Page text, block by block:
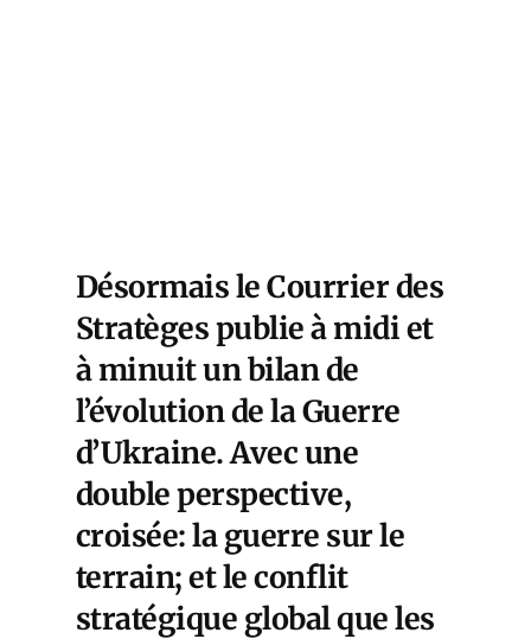
Désormais le Courrier des
Stratèges publie à midi et
à minuit un bilan de
l’évolution de la Guerre
d’Ukraine. Avec une
double perspective,
croisée: la guerre sur le
terrain; et le conflit
stratégique global que les